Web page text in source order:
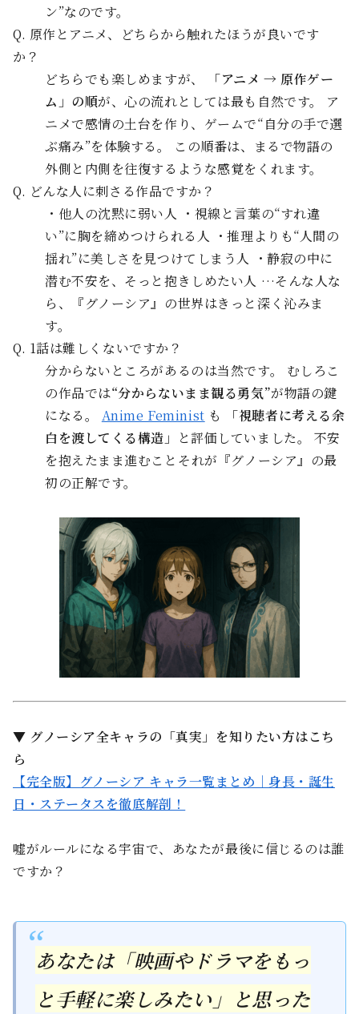
ン”なのです。
Q. 原作とアニメ、どちらから触れたほうが良いです
か？
どちらでも楽しめますが、
「アニメ → 原作ゲー
ム」の順が、心の流れとしては最も自然です。 ア
ニメで感情の土台を作り、ゲームで“自分の手で選
ぶ痛み”を体験する。 この順番は、まるで物語の
外側と内側を往復するような感覚をくれます。
Q. どんな人に刺さる作品ですか？
・他人の沈黙に弱い人 ・視線と言葉の“すれ違
い”に胸を締めつけられる人 ・推理よりも“人間の
揺れ”に美しさを見つけてしまう人 ・静寂の中に
潜む不安を、そっと抱きしめたい人 …そんな人な
ら、『グノーシア』の世界はきっと深く沁みま
す。
Q. 1話は難しくないですか？
分からないところがあるのは当然です。 むしろこ
の作品では“分からないまま観る勇気”が物語の鍵
になる。 Anime Feminist も
「視聴者に考える余
白を渡してくる構造」
と評価していました。 不安
を抱えたまま進むこと――それが『グノーシア』の最
初の正解です。
▼ グノーシア全キャラの「真実」を知りたい方はこち
ら
【完全版】グノーシア キャラ一覧まとめ｜身長・誕生
日・ステータスを徹底解剖！
嘘がルールになる宇宙で、あなたが最後に信じるのは誰
ですか？
あなたは「映画やドラマをもっ
と手軽に楽しみたい」と思った